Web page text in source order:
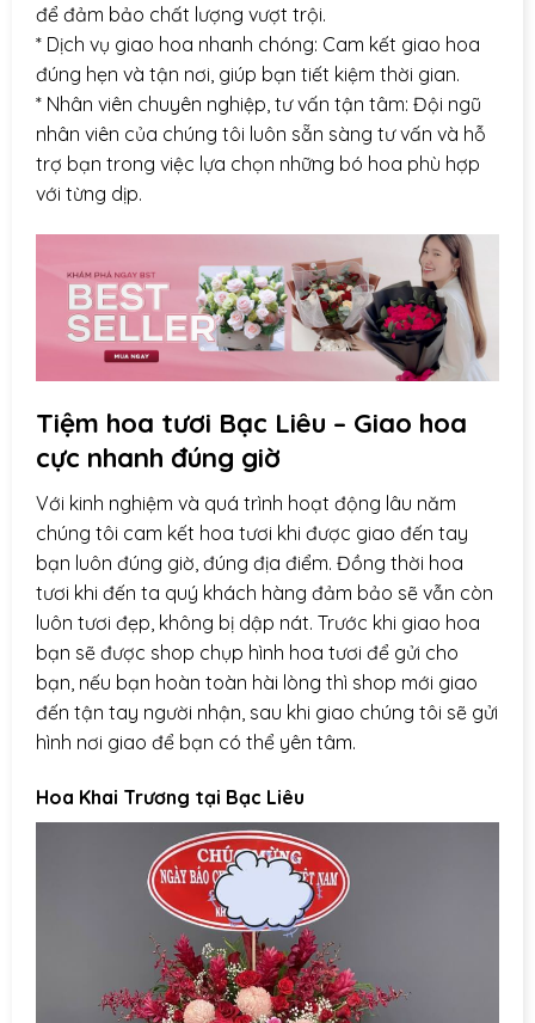
để đảm bảo chất lượng vượt trội.
* Dịch vụ giao hoa nhanh chóng: Cam kết giao hoa
đúng hẹn và tận nơi, giúp bạn tiết kiệm thời gian.
* Nhân viên chuyên nghiệp, tư vấn tận tâm: Đội ngũ
nhân viên của chúng tôi luôn sẵn sàng tư vấn và hỗ
trợ bạn trong việc lựa chọn những bó hoa phù hợp
với từng dịp.
Tiệm hoa tươi Bạc Liêu – Giao hoa
cực nhanh đúng giờ
Với kinh nghiệm và quá trình hoạt động lâu năm
chúng tôi cam kết hoa tươi khi được giao đến tay
bạn luôn đúng giờ, đúng địa điểm. Đồng thời hoa
tươi khi đến ta quý khách hàng đảm bảo sẽ vẫn còn
luôn tươi đẹp, không bị dập nát. Trước khi giao hoa
bạn sẽ được shop chụp hình hoa tươi để gửi cho
bạn, nếu bạn hoàn toàn hài lòng thì shop mới giao
đến tận tay người nhận, sau khi giao chúng tôi sẽ gửi
hình nơi giao để bạn có thể yên tâm.
Hoa Khai Trương tại Bạc Liêu